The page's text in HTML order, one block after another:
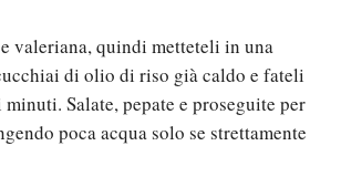
valeriana, quindi metteteli in una
di olio di riso già caldo e fateli
Salate, pepate e proseguite per
poca acqua solo se strettamente